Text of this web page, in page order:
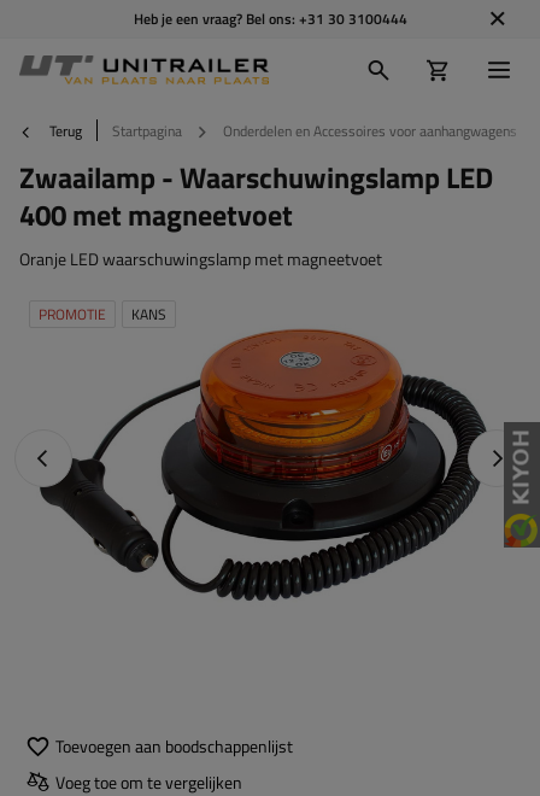
Heb je een vraag? Bel ons: +31 30 3100444
Terug Startpagina Onderdelen en Accessoires voor aanhangwagens
Zwaailamp - Waarschuwingslamp LED
400 met magneetvoet
Oranje LED waarschuwingslamp met magneetvoet
Vorige foto
PROMOTIE KANS
Toevoegen aan boodschappenlijst
Voeg toe om te vergelijken